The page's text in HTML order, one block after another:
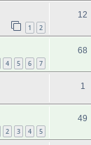
1 2
12
4 5 6 7
68
1
2 3 4 5
49